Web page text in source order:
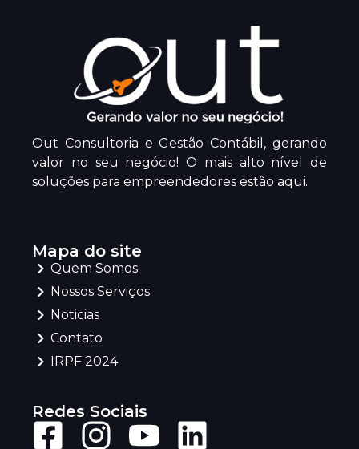
Out Consultoria e Gestão Contábil, gerando
valor no seu negócio! O mais alto nível de
soluções para empreendedores estão aqui.
Mapa do site
Quem Somos
Nossos Serviços
Noticias
Contato
IRPF 2024
Redes Sociais